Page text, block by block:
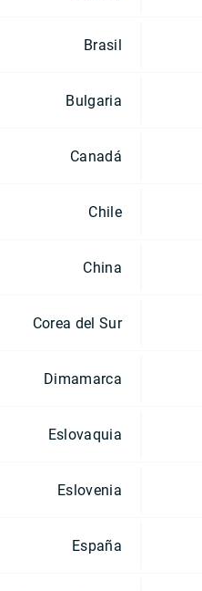
Brasil
Bulgaria
Canadá
Chile
China
Corea del Sur
Dimamarca
Eslovaquia
Eslovenia
España